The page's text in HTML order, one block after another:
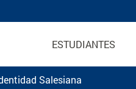
ESTUDIANTES
Salesiana